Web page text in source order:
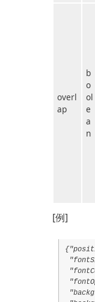
overl
ap
b
o
ol
e
a
n
[例]